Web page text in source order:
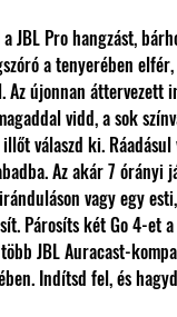
JBL Pro hangzást,
a tenyerében
Az újonnan
vidd, a sok
válaszd ki.
Az akár 7
vagy egy
Párosíts két Go 4-et
JBL Auracast-
Indítsd fel, és